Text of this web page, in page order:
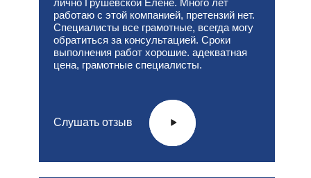
Слушать отзыв
лично Грушевской Елене. Много лет
работаю с этой компанией, претензий нет.
Специалисты все грамотные, всегда могу
обратиться за консультацией. Сроки
выполнения работ хорошие. адекватная
цена, грамотные специалисты.